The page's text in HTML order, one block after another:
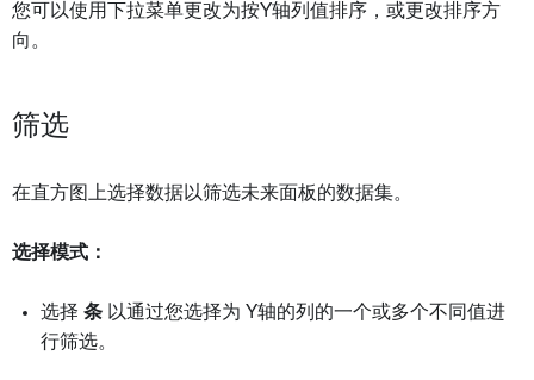
您可以使用下拉菜单更改为按Y轴列值排序，或更改排序方
向。
筛选
在直方图上选择数据以筛选未来面板的数据集。
选择模式：
选择 条 以通过您选择为 Y轴的列的一个或多个不同值进
行筛选。